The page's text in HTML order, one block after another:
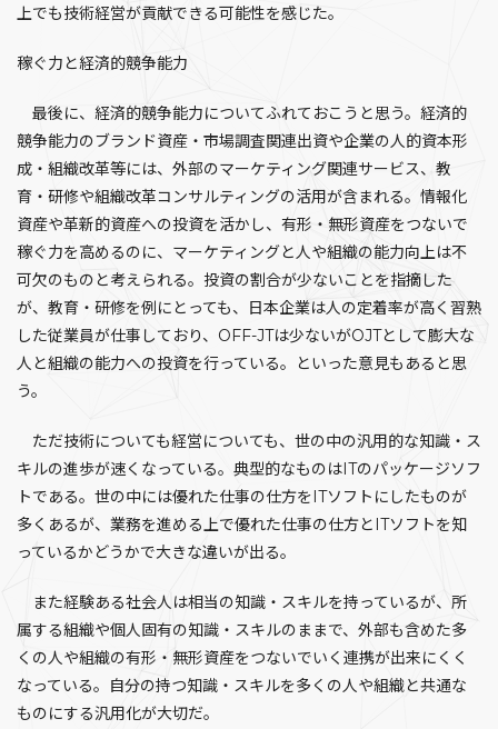
上でも技術経営が貢献できる可能性を感じた。
稼ぐ力と経済的競争能力
最後に、経済的競争能力についてふれておこうと思う。経済的
競争能力のブランド資産・市場調査関連出資や企業の人的資本形
成・組織改革等には、外部のマーケティング関連サービス、教
育・研修や組織改革コンサルティングの活用が含まれる。情報化
資産や革新的資産への投資を活かし、有形・無形資産をつないで
稼ぐ力を高めるのに、マーケティングと人や組織の能力向上は不
可欠のものと考えられる。投資の割合が少ないことを指摘した
が、教育・研修を例にとっても、日本企業は人の定着率が高く習熟
した従業員が仕事しており、OFF-JTは少ないがOJTとして膨大な
人と組織の能力への投資を行っている。といった意見もあると思
う。
ただ技術についても経営についても、世の中の汎用的な知識・ス
キルの進歩が速くなっている。典型的なものはITのパッケージソフ
トである。世の中には優れた仕事の仕方をITソフトにしたものが
多くあるが、業務を進める上で優れた仕事の仕方とITソフトを知
っているかどうかで大きな違いが出る。
また経験ある社会人は相当の知識・スキルを持っているが、所
属する組織や個人固有の知識・スキルのままで、外部も含めた多
くの人や組織の有形・無形資産をつないでいく連携が出来にくく
なっている。自分の持つ知識・スキルを多くの人や組織と共通な
ものにする汎用化が大切だ。